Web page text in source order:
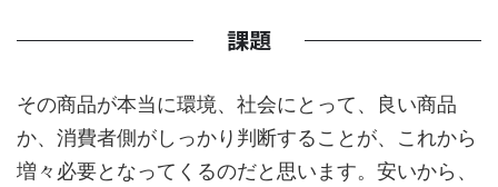
課題
その商品が本当に環境、社会にとって、良い商品
か、消費者側がしっかり判断することが、これから
増々必要となってくるのだと思います。安いから、